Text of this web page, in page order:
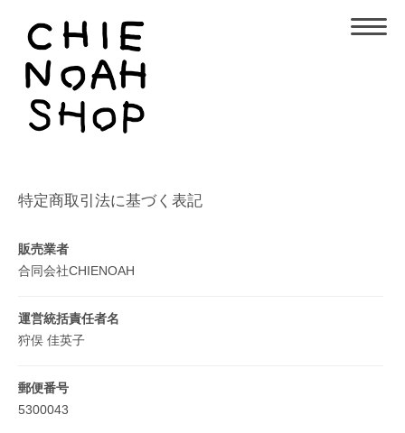
特定商取引法に基づく表記
販売業者
合同会社CHIENOAH
運営統括責任者名
狩俣 佳英子
郵便番号
5300043